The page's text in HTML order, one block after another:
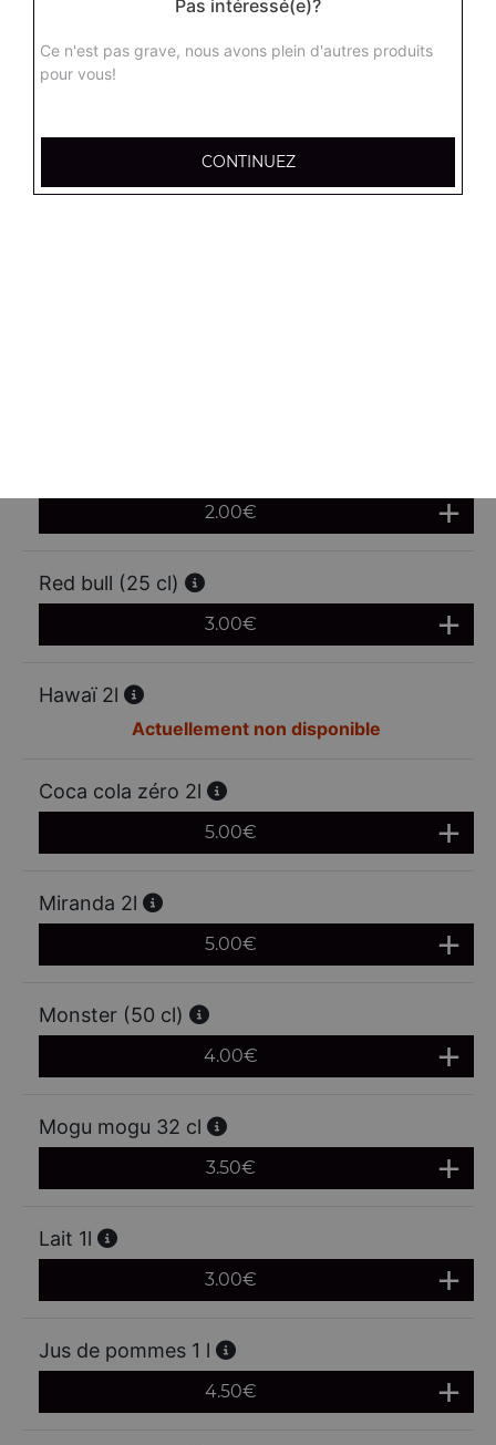
Sprite 1.25 l
Ice tea pêche (1.5 l)
4.50€
2.00€
Red bull (25 cl)
3.00€
Hawaï 2l
Actuellement non disponible
Coca cola zéro 2l
5.00€
Miranda 2l
5.00€
Monster (50 cl)
4.00€
Mogu mogu 32 cl
3.50€
Lait 1l
3.00€
Jus de pommes 1 l
4.50€
Pas intéressé(e)?
Ce n'est pas grave, nous avons plein d'autres produits
pour vous!
CONTINUEZ